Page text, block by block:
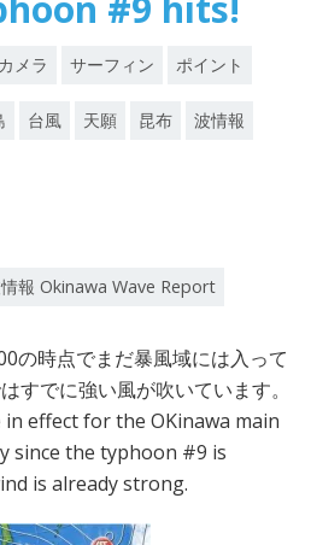
メラ サーフィン ポイント
台風 天願 昆布 波情報
報 Okinawa Wave Report
の時点でまだ暴風域には入って
すでに強い風が吹いています。
effect for the OKinawa main
since the typhoon #9 is
is already strong.